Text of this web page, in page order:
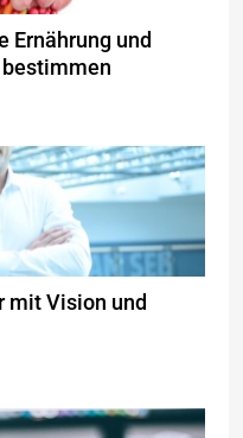
Ernährung und
mit Vision und